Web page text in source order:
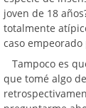
joven de 18
totalmente
caso
Tampoco es
que tomé algo